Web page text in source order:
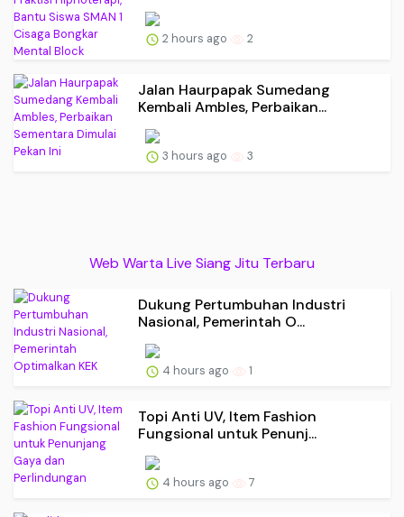
2 hours ago 2
Jalan Haurpapak Sumedang
Kembali Ambles, Perbaikan...
3 hours ago 3
Web Warta Live Siang Jitu Terbaru
Dukung Pertumbuhan Industri
Nasional, Pemerintah O...
4 hours ago 1
Topi Anti UV, Item Fashion
Fungsional untuk Penunj...
4 hours ago 7